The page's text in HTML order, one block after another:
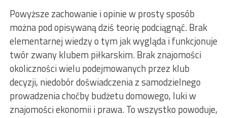
Powyższe zachowanie i opinie w prosty sposób
można pod opisywaną dziś teorię podciągnąć. Brak
elementarnej wiedzy o tym jak wygląda i funkcjonuje
twór zwany klubem piłkarskim. Brak znajomości
okoliczności wielu podejmowanych przez klub
decyzji, niedobór doświadczenia z samodzielnego
prowadzenia choćby budżetu domowego, luki w
znajomości ekonomii i prawa. To wszystko powoduje,